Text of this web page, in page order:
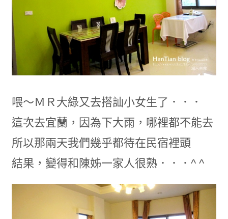
喂～ＭＲ大綠又去搭訕小女生了．．．
這次去宜蘭，因為下大雨，哪裡都不能去
所以那兩天我們幾乎都待在民宿裡頭
結果，變得和陳姊一家人很熟．．．^ ^